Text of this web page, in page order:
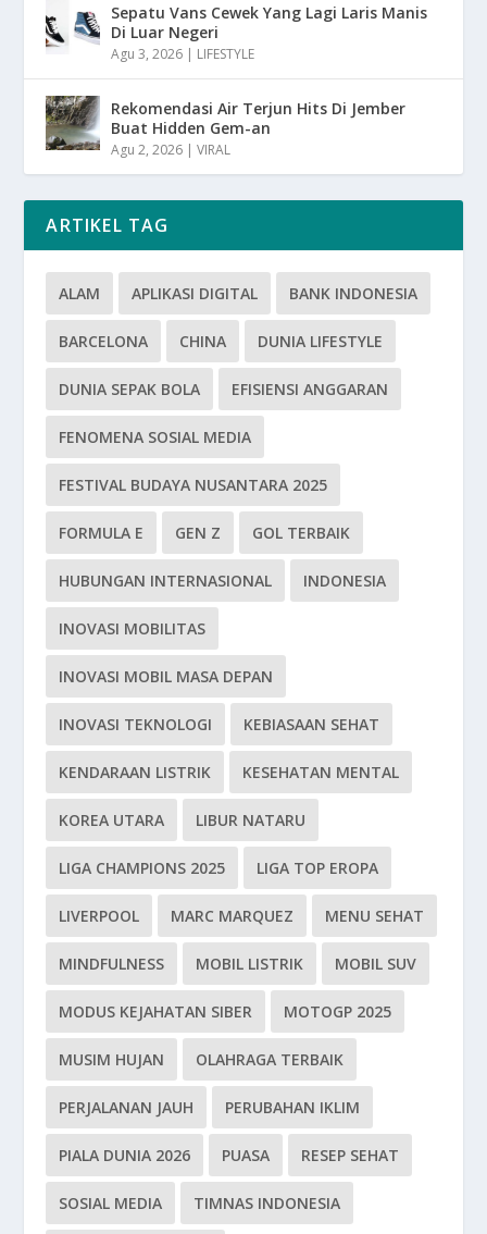
Sepatu Vans Cewek Yang Lagi Laris Manis
Di Luar Negeri
Agu 3, 2026 | LIFESTYLE
Rekomendasi Air Terjun Hits Di Jember
Buat Hidden Gem-an
Agu 2, 2026 |VIRAL
ARTIKEL TAG
ALAM APLIKASI DIGITAL BANK INDONESIA
BARCELONA CHINA DUNIA LIFESTYLE
DUNIA SEPAK BOLA EFISIENSI ANGGARAN
FENOMENA SOSIAL MEDIA
FESTIVAL BUDAYA NUSANTARA 2025
FORMULA E GEN Z GOL TERBAIK
HUBUNGAN INTERNASIONAL INDONESIA
INOVASI MOBILITAS
INOVASI MOBIL MASA DEPAN
INOVASI TEKNOLOGI KEBIASAAN SEHAT
KENDARAAN LISTRIK KESEHATAN MENTAL
KOREA UTARA LIBUR NATARU
LIGA CHAMPIONS 2025 LIGA TOP EROPA
LIVERPOOL MARC MARQUEZ MENU SEHAT
MINDFULNESS MOBIL LISTRIK MOBIL SUV
MODUS KEJAHATAN SIBER MOTOGP 2025
MUSIM HUJAN OLAHRAGA TERBAIK
PERJALANAN JAUH PERUBAHAN IKLIM
PIALA DUNIA 2026 PUASA RESEP SEHAT
SOSIAL MEDIA TIMNAS INDONESIA